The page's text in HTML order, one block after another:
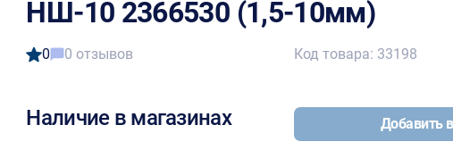
НШ-10 2366530 (1,5-10мм)
0 0 отзывов
Наличие в магазинах
Код товара: 33198
Добавить